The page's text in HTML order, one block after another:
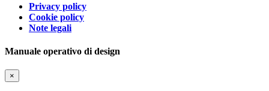
Privacy policy
Cookie policy
Note legali
Manuale operativo di design
×